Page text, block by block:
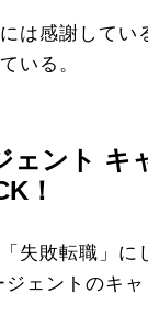
は感謝して
いる。
ェント キ
！
失敗転職」
ェントのキ